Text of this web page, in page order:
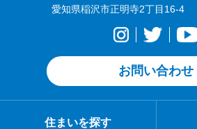
愛知県稲沢市正明寺2丁目16-4
お問い合わせ
住まいを探す